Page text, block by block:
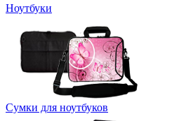
Ноутбуки
Сумки для ноутбуков